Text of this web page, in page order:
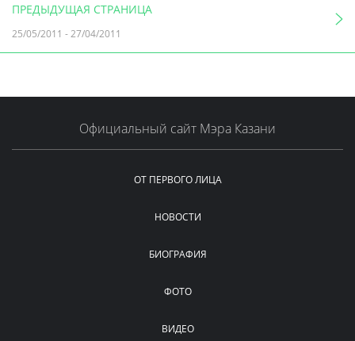
ПРЕДЫДУЩАЯ СТРАНИЦА
25/05/2011 -27/04/2011
Официальный сайт Мэра Казани
ОТ ПЕРВОГО ЛИЦА
НОВОСТИ
БИОГРАФИЯ
ФОТО
ВИДЕО